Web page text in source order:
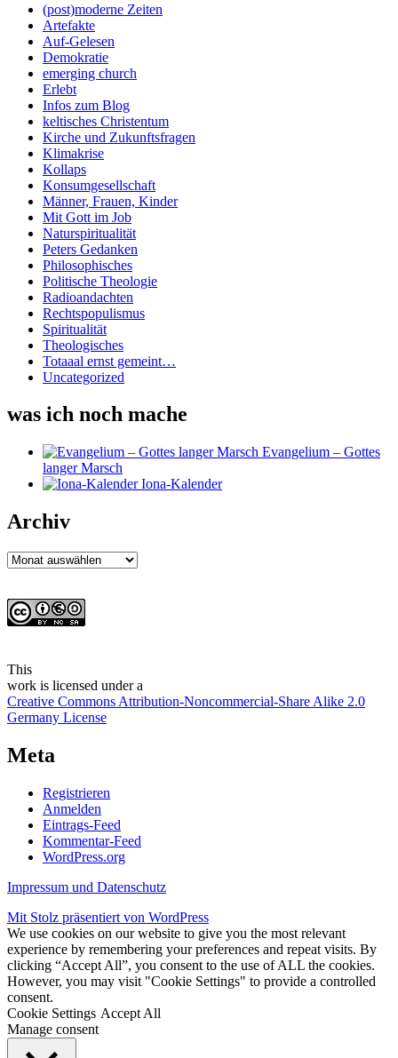
(post)moderne Zeiten
Artefakte
Auf-Gelesen
Demokratie
emerging church
Erlebt
Infos zum Blog
keltisches Christentum
Kirche und Zukunftsfragen
Klimakrise
Kollaps
Konsumgesellschaft
Männer, Frauen, Kinder
Mit Gott im Job
Naturspiritualität
Peters Gedanken
Philosophisches
Politische Theologie
Radioandachten
Rechtspopulismus
Spiritualität
Theologisches
Totaaal ernst gemeint…
Uncategorized
was ich noch mache
Evangelium – Gottes
langer Marsch
Iona-Kalender
Archiv
Archiv
This
work is licensed under a
Creative Commons Attribution-Noncommercial-Share Alike 2.0
Germany License
Meta
Registrieren
Anmelden
Eintrags-Feed
Kommentar-Feed
WordPress.org
Impressum und Datenschutz
Mit Stolz präsentiert von WordPress
We use cookies on our website to give you the most relevant
experience by remembering your preferences and repeat visits. By
clicking “Accept All”, you consent to the use of ALL the cookies.
However, you may visit "Cookie Settings" to provide a controlled
consent.
Cookie Settings Accept All
Manage consent